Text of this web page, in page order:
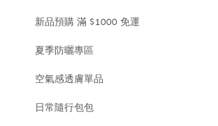
新品預購 滿 $1000 免運
夏季防曬專區
空氣感透膚單品
日常隨行包包